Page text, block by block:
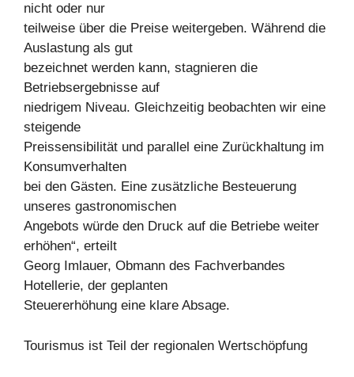
nicht oder nur
teilweise über die Preise weitergeben. Während die
Auslastung als gut
bezeichnet werden kann, stagnieren die
Betriebsergebnisse auf
niedrigem Niveau. Gleichzeitig beobachten wir eine
steigende
Preissensibilität und parallel eine Zurückhaltung im
Konsumverhalten
bei den Gästen. Eine zusätzliche Besteuerung
unseres gastronomischen
Angebots würde den Druck auf die Betriebe weiter
erhöhen“, erteilt
Georg Imlauer, Obmann des Fachverbandes
Hotellerie, der geplanten
Steuererhöhung eine klare Absage.
Tourismus ist Teil der regionalen Wertschöpfung